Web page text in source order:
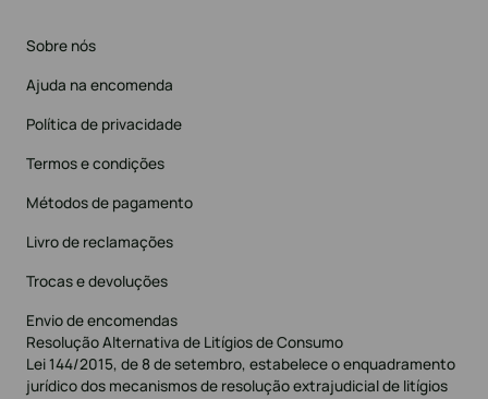
Sobre nós
Ajuda na encomenda
Política de privacidade
Termos e condições
Métodos de pagamento
Livro de reclamações
Trocas e devoluções
Envio de encomendas
Resolução Alternativa de Litígios de Consumo
Lei 144/2015, de 8 de setembro, estabelece o enquadramento
jurídico dos mecanismos de resolução extrajudicial de litígios